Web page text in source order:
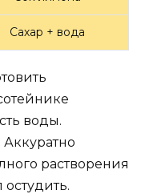
Сахар + вода
воды.
растворения